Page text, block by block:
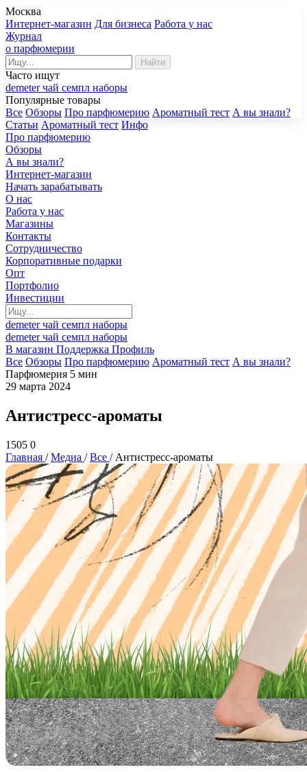
Москва
Интернет-магазин Для бизнеса Работа у нас
Журнал
о парфюмерии
Найти
Часто ищут
demeterчай семпл наборы
Популярные товары
Все Обзоры Про парфюмерию Ароматный тест А вы знали?
Статьи Ароматный тест Инфо
Про парфюмерию
Обзоры
А вы знали?
Интернет-магазин
Начать зарабатывать
О нас
Работа у нас
Магазины
Контакты
Сотрудничество
Корпоративные подарки
Опт
Портфолио
Инвестиции
demeterчай семпл наборы
demeterчай семпл наборы
В магазин Поддержка Профиль
Все Обзоры Про парфюмерию Ароматный тест А вы знали?
Парфюмерия 5 мин
29 марта 2024
Антистресс-ароматы
1505 0
Главная /Медиа /Все / Антистресс-ароматы